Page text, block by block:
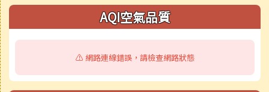
AQI空氣品質
⚠️ 網路連線錯誤，請檢查網路狀態